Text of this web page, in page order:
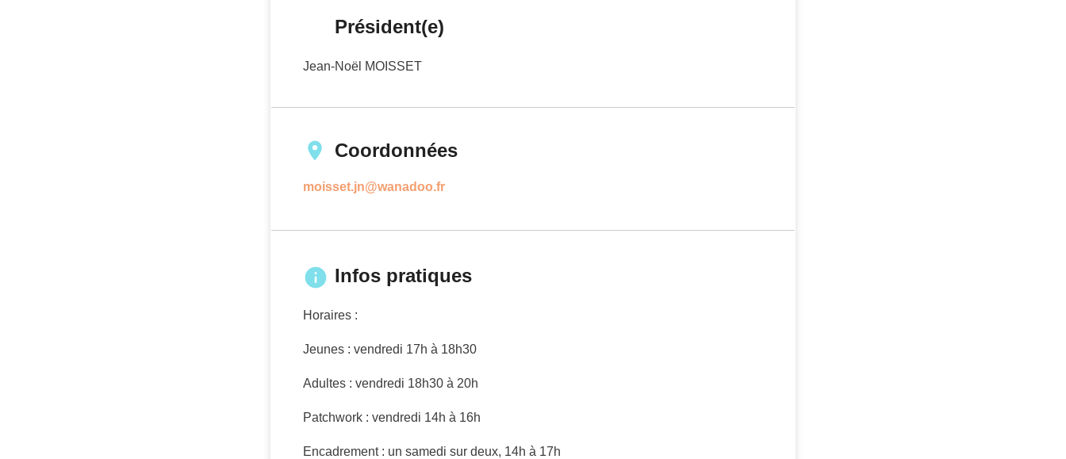
Président(e)
Jean-Noël MOISSET
Coordonnées
moisset.jn@wanadoo.fr
Infos pratiques
Horaires :
Jeunes : vendredi 17h à 18h30
Adultes : vendredi 18h30 à 20h
Patchwork : vendredi 14h à 16h
Encadrement : un samedi sur deux, 14h à 17h